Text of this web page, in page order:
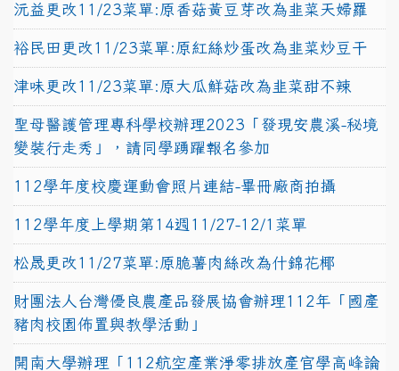
沅益更改11/23菜單:原香菇黃豆芽改為韭菜天婦羅
裕民田更改11/23菜單:原紅絲炒蛋改為韭菜炒豆干
津味更改11/23菜單:原大瓜鮮菇改為韭菜甜不辣
聖母醫護管理專科學校辦理2023「發現安農溪-秘境
變裝行走秀」，請同學踴躍報名參加
112學年度校慶運動會照片連結-畢冊廠商拍攝
112學年度上學期第14週11/27-12/1菜單
松晟更改11/27菜單:原脆薯肉絲改為什錦花椰
財團法人台灣優良農產品發展協會辦理112年「國產
豬肉校園佈置與教學活動」
開南大學辦理「112航空產業淨零排放產官學高峰論